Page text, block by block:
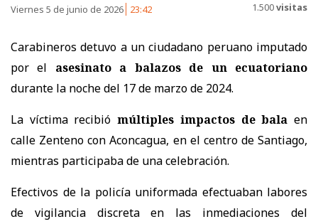
Viernes 5 de junio de 2026 23:42 1.500visitas
Carabineros detuvo a un ciudadano peruano imputado
por el asesinato a balazos de un ecuatoriano
durante la noche del 17 de marzo de 2024.
La víctima recibiómúltiples impactos de bala en
calle Zenteno con Aconcagua, en el centro de Santiago,
mientras participaba de una celebración.
Efectivos de la policía uniformada efectuaban labores
de vigilancia discreta en las inmediaciones del